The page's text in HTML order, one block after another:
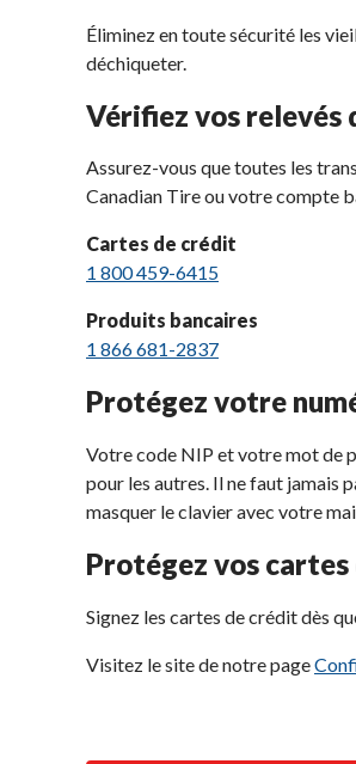
Éliminez en toute sécurité les
déchiqueter.
Vérifiez vos relevés
Assurez-vous que toutes les
Canadian Tire ou votre compte
Cartes de crédit
1 800 459-6415
Produits bancaires
1 866 681-2837
Protégez votre
Votre code NIP et votre mot de
pour les autres. Il ne faut jamais
masquer le clavier avec votre
Protégez vos
Signez les cartes de crédit dès
Visitez le site de notre page